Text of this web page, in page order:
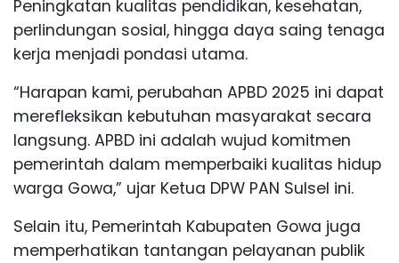
Peningkatan kualitas pendidikan, kesehatan,
perlindungan sosial, hingga daya saing tenaga
kerja menjadi pondasi utama.
“Harapan kami, perubahan APBD 2025 ini dapat
merefleksikan kebutuhan masyarakat secara
langsung. APBD ini adalah wujud komitmen
pemerintah dalam memperbaiki kualitas hidup
warga Gowa,” ujar Ketua DPW PAN Sulsel ini.
Selain itu, Pemerintah Kabupaten Gowa juga
memperhatikan tantangan pelayanan publik